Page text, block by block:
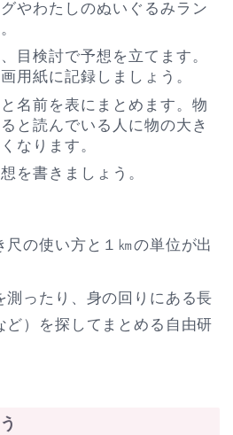
やわたしのぬいぐるみラン
目検討で予想を立てます。
用紙に記録しましょう。
名前を表にまとめます。物
と読んでいる人に物の大き
なります。
を書きましょう。
尺の使い方と１㎞の単位が出
測ったり、身の回りにある長
ど）を探してまとめる自由研